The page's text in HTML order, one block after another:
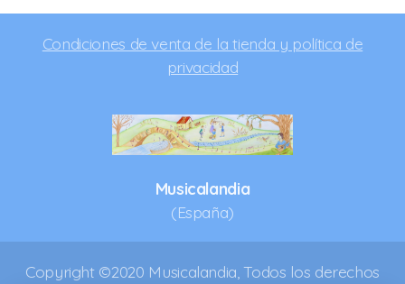
Condiciones de venta de la tienda y política de
privacidad
Musicalandia
(España)
Copyright ©2020 Musicalandia, Todos los derechos